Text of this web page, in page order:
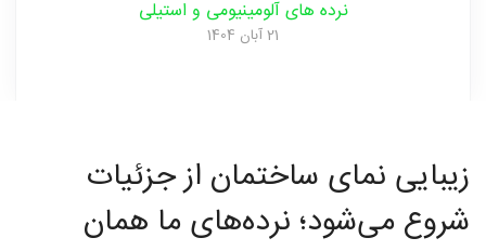
سی
نرده های آلومینیومی و‌ استیلی
21 آبان 1404
زیبایی نمای ساختمان از جزئیات
شروع می‌شود؛ نرده‌های ما همان